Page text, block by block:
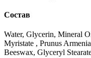
Состав
Water, Glycerin, Mineral
Myristate , Prunus
Beeswax, Glyceryl